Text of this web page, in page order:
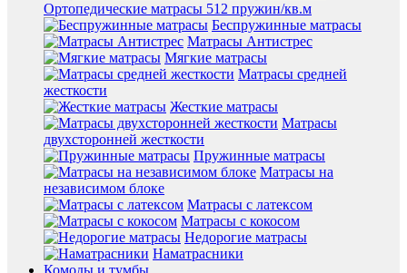
Ортопедические матрасы 512 пружин/кв.м
Беспружинные матрасы
Матрасы Антистрес
Мягкие матрасы
Матрасы средней
жесткости
Жесткие матрасы
Матрасы
двухсторонней жесткости
Пружинные матрасы
Матрасы на
независимом блоке
Матрасы с латексом
Матрасы с кокосом
Недорогие матрасы
Наматрасники
Комоды и тумбы